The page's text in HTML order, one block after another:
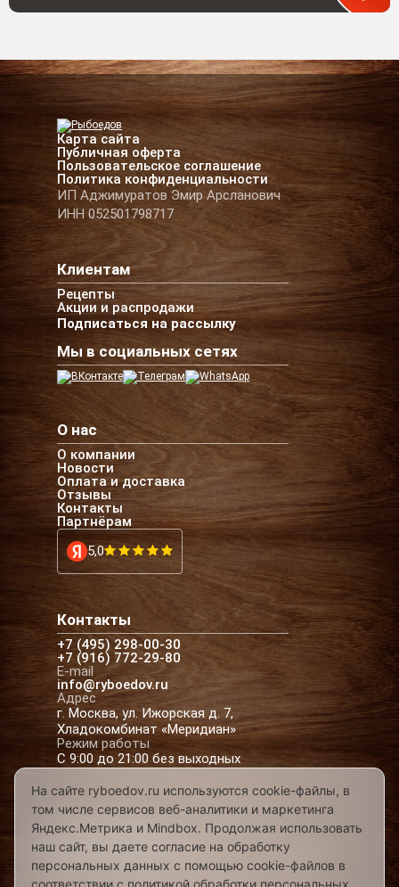
Карта сайта
Публичная оферта
Пользовательское соглашение
Политика конфиденциальности
ИП Аджимуратов Эмир Арсланович
ИНН 052501798717
Клиентам
Рецепты
Акции и распродажи
Подписаться на рассылку
Мы в социальных сетях
О нас
О компании
Новости
Оплата и доставка
Отзывы
Контакты
Партнёрам
5,0
Контакты
+7 (495) 298-00-30
+7 (916) 772-29-80
E-mail
info@ryboedov.ru
Адрес
г. Москва, ул. Ижорская д. 7,
Хладокомбинат «Меридиан»
Режим работы
С 9:00 до 21:00 без выходных
© 2026,Рыбоедовъ— доставка рыбы и
морепродуктов в Москве
Предложения на сайте не являются офертой
Разработано в
На сайте ryboedov.ru используются cookie-файлы, в
том числе сервисов веб-аналитики и маркетинга
Яндекс.Метрика и Mindbox. Продолжая использовать
наш сайт, вы даете согласие на обработку
персональных данных с помощью cookie-файлов в
соответствии с политикой обработки персональных